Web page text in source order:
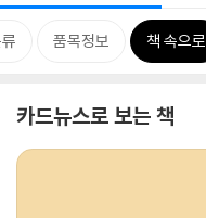
품목정보 책 속으로
카드뉴스로 보는 책